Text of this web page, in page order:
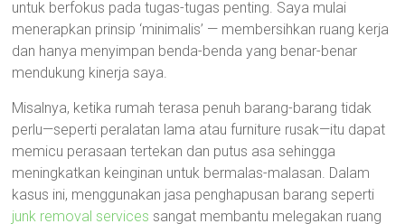
untuk berfokus pada tugas-tugas penting. Saya mulai
menerapkan prinsip ‘minimalis’ — membersihkan ruang kerja
dan hanya menyimpan benda-benda yang benar-benar
mendukung kinerja saya.
Misalnya, ketika rumah terasa penuh barang-barang tidak
perlu—seperti peralatan lama atau furniture rusak—itu dapat
memicu perasaan tertekan dan putus asa sehingga
meningkatkan keinginan untuk bermalas-malasan. Dalam
kasus ini, menggunakan jasa penghapusan barang seperti
junk removal services sangat membantu melegakan ruang